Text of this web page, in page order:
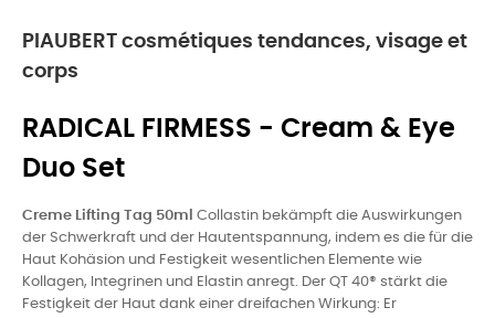
PIAUBERT cosmétiques tendances, visage et
corps
RADICAL FIRMESS - Cream & Eye
Duo Set
Creme Lifting Tag 50ml
Collastin bekämpft die Auswirkungen
der Schwerkraft und der Hautentspannung, indem es die für die
Haut Kohäsion und Festigkeit wesentlichen Elemente wie
Kollagen, Integrinen und Elastin anregt. Der QT 40® stärkt die
Festigkeit der Haut dank einer dreifachen Wirkung: Er